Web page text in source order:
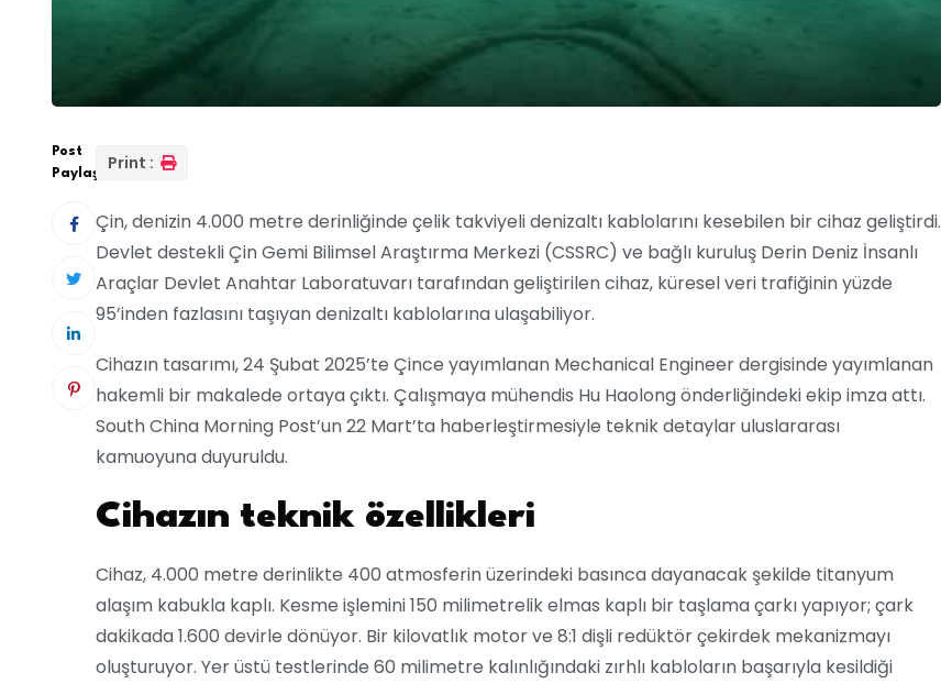
Post
Paylaş:
Print :
Çin, denizin 4.000 metre derinliğinde çelik takviyeli denizaltı kablolarını kesebilen bir cihaz geliştirdi.
Devlet destekli Çin Gemi Bilimsel Araştırma Merkezi (CSSRC) ve bağlı kuruluş Derin Deniz İnsanlı
Araçlar Devlet Anahtar Laboratuvarı tarafından geliştirilen cihaz, küresel veri trafiğinin yüzde
95’inden fazlasını taşıyan denizaltı kablolarına ulaşabiliyor.
Cihazın tasarımı, 24 Şubat 2025’te Çince yayımlanan Mechanical Engineer dergisinde yayımlanan
hakemli bir makalede ortaya çıktı. Çalışmaya mühendis Hu Haolong önderliğindeki ekip imza attı.
South China Morning Post’un 22 Mart’ta haberleştirmesiyle teknik detaylar uluslararası
kamuoyuna duyuruldu.
Cihazın teknik özellikleri
Cihaz, 4.000 metre derinlikte 400 atmosferin üzerindeki basınca dayanacak şekilde titanyum
alaşım kabukla kaplı. Kesme işlemini 150 milimetrelik elmas kaplı bir taşlama çarkı yapıyor; çark
dakikada 1.600 devirle dönüyor. Bir kilovatlık motor ve 8:1 dişli redüktör çekirdek mekanizmayı
oluşturuyor. Yer üstü testlerinde 60 milimetre kalınlığındaki zırhlı kabloların başarıyla kesildiği